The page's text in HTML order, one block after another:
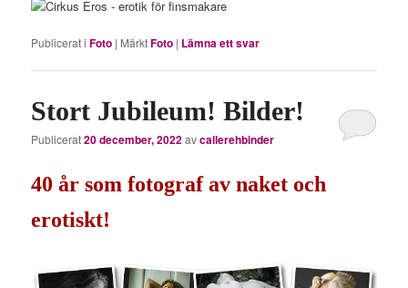
Publicerat i Foto | MärktFoto | Lämna ett svar
Stort Jubileum! Bilder!
Publicerat20 december, 2022avcallerehbinder
40 år som fotograf av naket och
erotiskt!